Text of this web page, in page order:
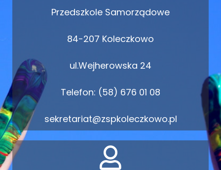
Przedszkole Samorządowe
84-207 Koleczkowo
ul.Wejherowska 24
Telefon: (58) 676 01 08
sekretariat@zspkoleczkowo.pl